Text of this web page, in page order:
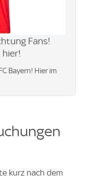
Fans!
Bayern! Hier im
kurz nach dem